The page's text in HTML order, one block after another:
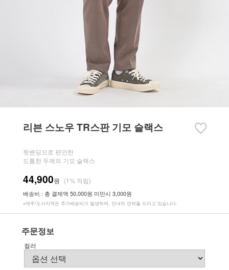
리븐 스노우 TR스판 기모 슬랙스
뒷밴딩으로 편안한
도톰한 두께의 기모 슬랙스
44,900원 (1% 적립)
배송비 : 총 결제액 50,000원 미만시 3,000원
※제주/도서지역은 추가배송비가 발생하며, 안내차 연락을 드리고 있습니다.
주문정보
컬러